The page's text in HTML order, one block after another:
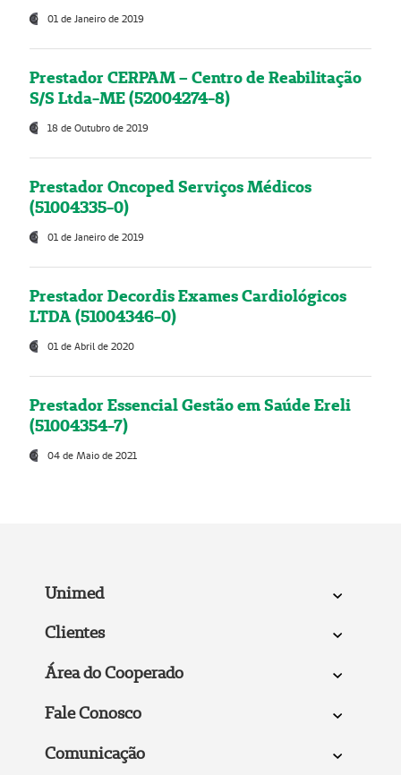
01 de Janeiro de 2019
Prestador CERPAM – Centro de Reabilitação
S/S Ltda-ME (52004274-8)
18 de Outubro de 2019
Prestador Oncoped Serviços Médicos
(51004335-0)
01 de Janeiro de 2019
Prestador Decordis Exames Cardiológicos
LTDA (51004346-0)
01 de Abril de 2020
Prestador Essencial Gestão em Saúde Ereli
(51004354-7)
04 de Maio de 2021
Unimed
Clientes
Área do Cooperado
Fale Conosco
Comunicação